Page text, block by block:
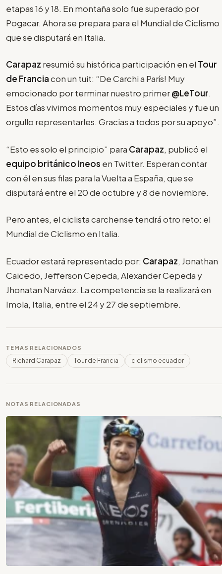
etapas 16 y 18. En montaña solo fue superado por
Pogacar. Ahora se prepara para el Mundial de Ciclismo
que se disputará en Italia.
Carapaz resumió su histórica participación en el Tour
de Franciacon un tuit: “De Carchi a París! Muy
emocionado por terminar nuestro primer@LeTour.
Estos días vivimos momentos muy especiales y fue un
orgullo representarles. Gracias a todos por su apoyo”.
“Esto es solo el principio” para Carapaz, publicó el
equipo británico Ineos en Twitter. Esperan contar
con él en sus filas para la Vuelta a España, que se
disputará entre el 20 de octubre y 8 de noviembre.
Pero antes, el ciclista carchense tendrá otro reto: el
Mundial de Ciclismo en Italia.
Ecuador estará representado por: Carapaz, Jonathan
Caicedo, Jefferson Cepeda, Alexander Cepeda y
Jhonatan Narváez. La competencia se la realizará en
Imola, Italia, entre el 24 y 27 de septiembre.
TEMAS RELACIONADOS
Richard Carapaz Tour de Francia ciclismo ecuador
NOTAS RELACIONADAS